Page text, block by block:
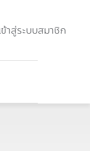
เข้าสู่ระบบสมาชิก